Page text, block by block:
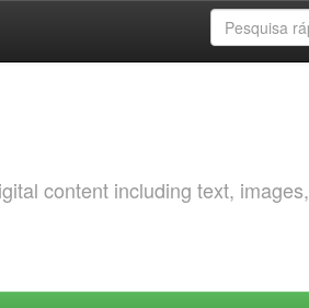
content including text, images,